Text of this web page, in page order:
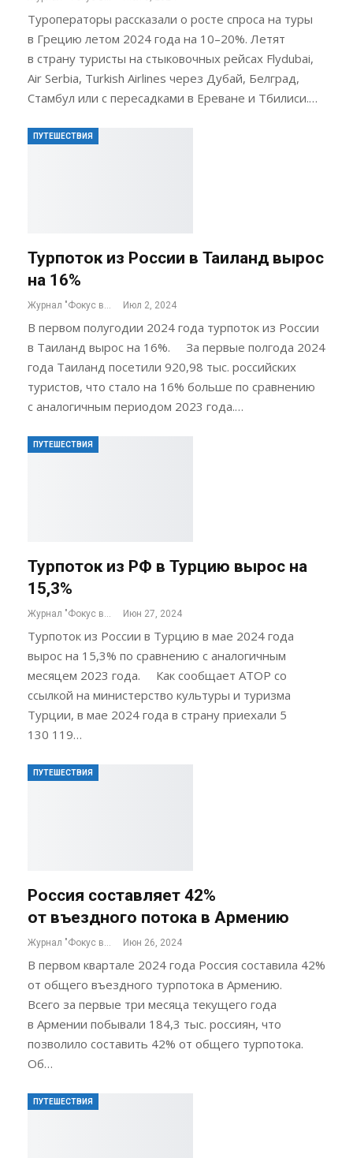
Туроператоры рассказали о росте спроса на туры
в Грецию летом 2024 года на 10–20%. Летят
в страну туристы на стыковочных рейсах Flydubai,
Air Serbia, Turkish Airlines через Дубай, Белград,
Стамбул или с пересадками в Ереване и Тбилиси.…
ПУТЕШЕСТВИЯ
Турпоток из России в Таиланд вырос
на 16%
Журнал "Фокус внимания" Июл 2, 2024
В первом полугодии 2024 года турпоток из России
в Таиланд вырос на 16%. За первые полгода 2024
года Таиланд посетили 920,98 тыс. российских
туристов, что стало на 16% больше по сравнению
с аналогичным периодом 2023 года.…
ПУТЕШЕСТВИЯ
Турпоток из РФ в Турцию вырос на
15,3%
Журнал "Фокус внимания" Июн 27, 2024
Турпоток из России в Турцию в мае 2024 года
вырос на 15,3% по сравнению с аналогичным
месяцем 2023 года. Как сообщает АТОР со
ссылкой на министерство культуры и туризма
Турции, в мае 2024 года в страну приехали 5
130 119…
ПУТЕШЕСТВИЯ
Россия составляет 42%
от въездного потока в Армению
Июн 26, 2024
В первом квартале 2024 года Россия составила 42%
от общего въездного турпотока в Армению.
Всего за первые три месяца текущего года
в Армении побывали 184,3 тыс. россиян, что
позволило составить 42% от общего турпотока.
Об…
ПУТЕШЕСТВИЯ